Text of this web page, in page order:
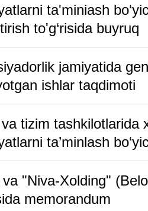
ta'miniash
to'g‘risida buyruq
jamiyatida
ishlar taqdimoti
va tizim
ta’minlash
va "Niva-Xolding"
memorandum